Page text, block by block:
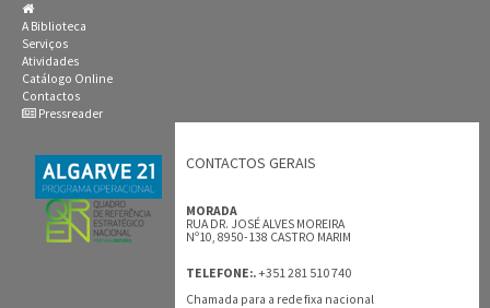
A Biblioteca
Serviços
Atividades
Catálogo Online
Contactos
Pressreader
CONTACTOS GERAIS
MORADA
RUA DR. JOSÉ ALVES MOREIRA
Nº10, 8950-138 CASTRO MARIM
TELEFONE:.+351 281 510 740
Chamada para a rede fixa nacional